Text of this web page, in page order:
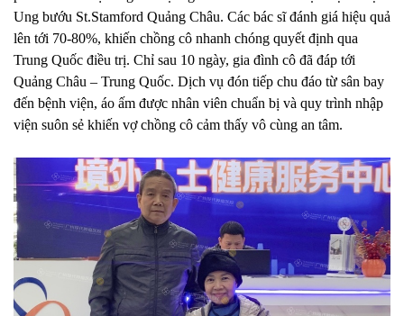
Ung bướu St.Stamford Quảng Châu. Các bác sĩ đánh giá hiệu quả
lên tới 70-80%, khiến chồng cô nhanh chóng quyết định qua
Trung Quốc điều trị. Chỉ sau 10 ngày, gia đình cô đã đáp tới
Quảng Châu – Trung Quốc. Dịch vụ đón tiếp chu đáo từ sân bay
đến bệnh viện, áo ấm được nhân viên chuẩn bị và quy trình nhập
viện suôn sẻ khiến vợ chồng cô cảm thấy vô cùng an tâm.